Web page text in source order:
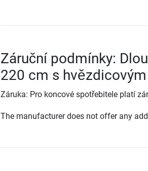
Záruční podmínky:
220 cm s
Záruka: Pro koncové spotřebitele platí
The manufacturer does not offer any